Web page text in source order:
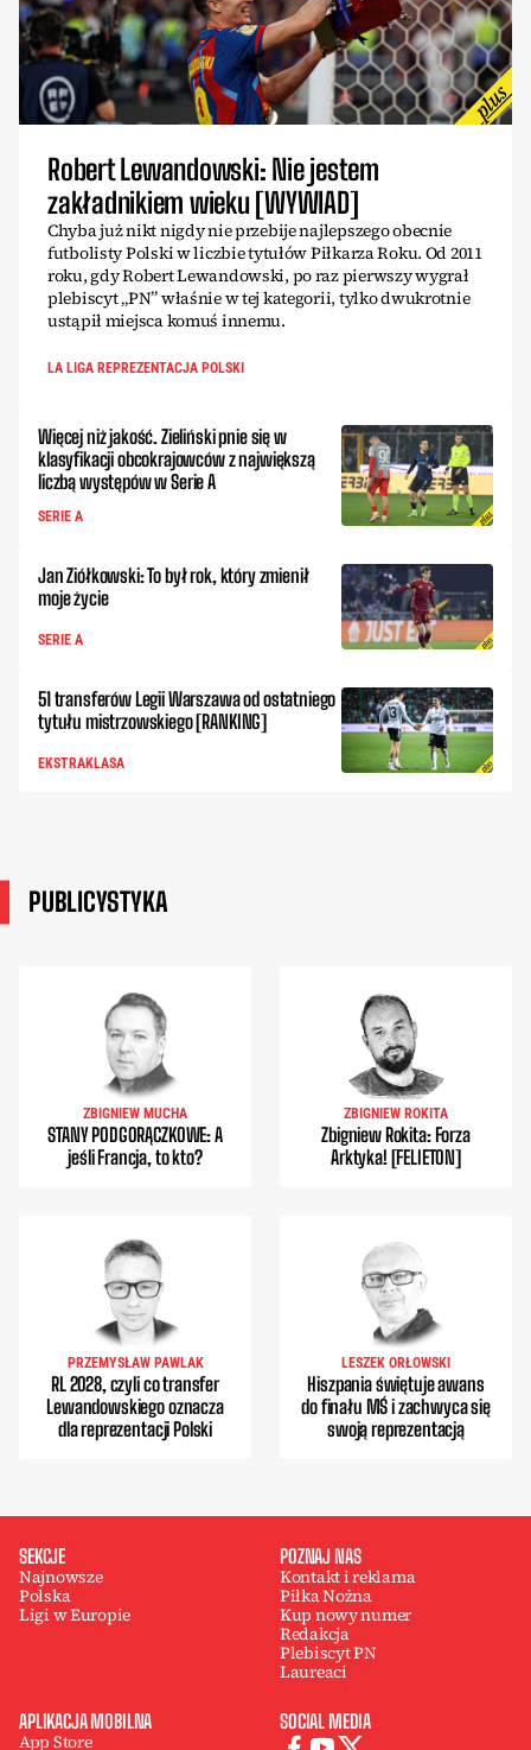
Robert Lewandowski: Nie jestem
zakładnikiem wieku [WYWIAD]
Chyba już nikt nigdy nie przebije najlepszego obecnie
futbolisty Polski w liczbie tytułów Piłkarza Roku. Od 2011
roku, gdy Robert Lewandowski, po raz pierwszy wygrał
plebiscyt „PN” właśnie w tej kategorii, tylko dwukrotnie
ustąpił miejsca komuś innemu.
LA LIGA REPREZENTACJA POLSKI
Więcej niż jakość. Zieliński pnie się w
klasyfikacji obcokrajowców z największą
liczbą występów w Serie A
SERIE A
Jan Ziółkowski: To był rok, który zmienił
moje życie
SERIE A
51 transferów Legii Warszawa od ostatniego
tytułu mistrzowskiego [RANKING]
EKSTRAKLASA
PUBLICYSTYKA
ZBIGNIEW MUCHA
STANY PODGORĄCZKOWE: A
jeśli Francja, to kto?
ZBIGNIEW ROKITA
Zbigniew Rokita: Forza
Arktyka! [FELIETON]
PRZEMYSŁAW PAWLAK
RL 2028, czyli co transfer
Lewandowskiego oznacza
dla reprezentacji Polski
LESZEK ORŁOWSKI
Hiszpania świętuje awans
do finału MŚ i zachwyca się
swoją reprezentacją
SEKCJE
Najnowsze
Polska
Ligi w Europie
POZNAJ NAS
Kontakt i reklama
Piłka Nożna
Kup nowy numer
Redakcja
Plebiscyt PN
Laureaci
APLIKACJA MOBILNA
App Store
SOCIAL MEDIA